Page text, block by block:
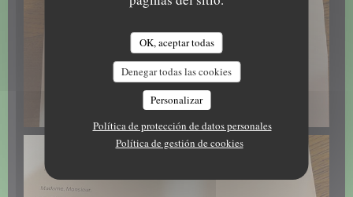
OK, aceptar todas
Denegar todas las cookies
Personalizar
Política de protección de datos personales
Política de gestión de cookies